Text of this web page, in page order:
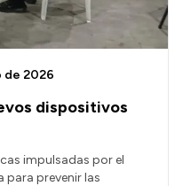
dispositivos
de 2026
impulsadas por el
para prevenir las